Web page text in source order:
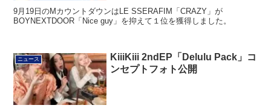
9月19日のMカウントダウンはLE SSERAFIM「CRAZY」が
BOYNEXTDOOR「Nice guy」を抑えて１位を獲得しました。
ニュース
KiiiKiii 2ndEP「Delulu Pack」コ
ンセプトフォト公開